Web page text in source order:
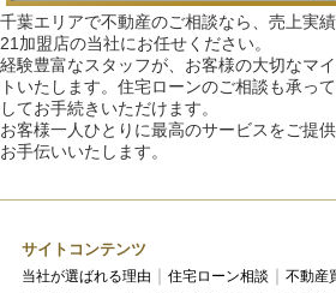
千葉エリアで不動産のご相談なら、売上実
21加盟店の当社にお任せください。
経験豊富なスタッフが、お客様の大切なマ
トいたします。住宅ローンのご相談も承っ
してお手続きいただけます。
お客様一人ひとりに最高のサービスをご提
お手伝いいたします。
サイトコンテンツ
当社が選ばれる理由 住宅ローン相談
不動産